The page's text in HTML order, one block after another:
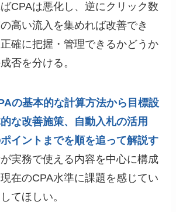
CPAは悪化し、逆にクリック数
高い流入を集めれば改善でき
確に把握・管理できるかどうか
否を分ける。
の基本的な計算方法から目標設
な改善施策、自動入札の活用
イントまでを順を追って解説す
実務で使える内容を中心に構成
在のCPA水準に課題を感じてい
てほしい。